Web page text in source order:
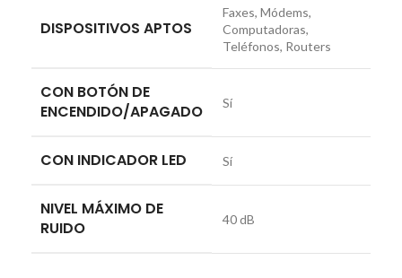
DISPOSITIVOS APTOS
Faxes, Módems,
Computadoras,
Teléfonos, Routers
CON BOTÓN DE
ENCENDIDO/APAGADO
Sí
CON INDICADOR LED Sí
NIVEL MÁXIMO DE
RUIDO
40 dB